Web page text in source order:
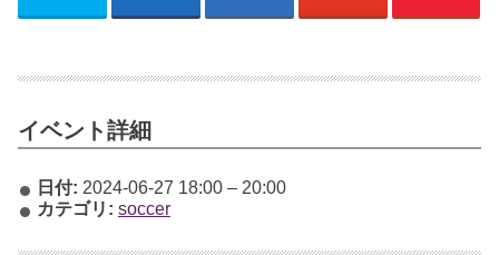
イベント詳細
日付: 2024-06-27 18:00– 20:00
カテゴリ: soccer